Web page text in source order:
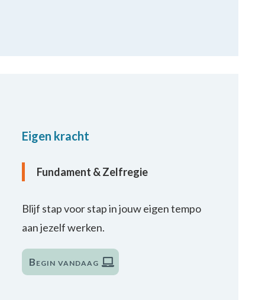
Eigen kracht
Fundament & Zelfregie
Blijf stap voor stap in jouw eigen tempo
aan jezelf werken.
Begin vandaag